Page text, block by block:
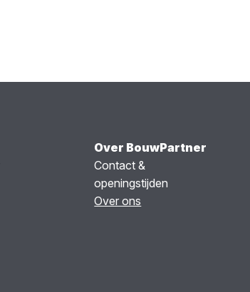
Over BouwPartner
Contact &
openingstijden
Over ons